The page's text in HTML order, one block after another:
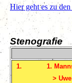
Hier geht es zu
Stenografie
1.
1.
>